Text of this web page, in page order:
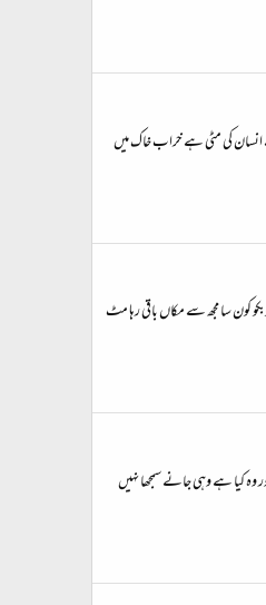
انسان کی مٹی ہے خراب خاک میں
کون سا مجھ سے مکاں باقی رہا مٹ
وہ کیا ہے وہی جانے سمجھا نہیں